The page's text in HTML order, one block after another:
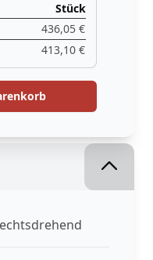
Stück
436,05 €
413,10 €